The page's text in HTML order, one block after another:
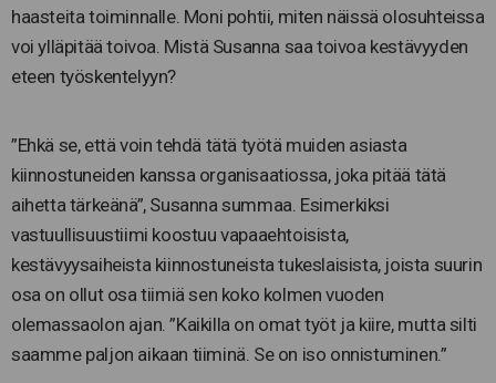
haasteita toiminnalle. Moni pohtii, miten näissä olosuhteissa
voi ylläpitää toivoa. Mistä Susanna saa toivoa kestävyyden
eteen työskentelyyn?
”Ehkä se, että voin tehdä tätä työtä muiden asiasta
kiinnostuneiden kanssa organisaatiossa, joka pitää tätä
aihetta tärkeänä”, Susanna summaa. Esimerkiksi
vastuullisuustiimi koostuu vapaaehtoisista,
kestävyysaiheista kiinnostuneista tukeslaisista, joista suurin
osa on ollut osa tiimiä sen koko kolmen vuoden
olemassaolon ajan. ”Kaikilla on omat työt ja kiire, mutta silti
saamme paljon aikaan tiiminä. Se on iso onnistuminen.”